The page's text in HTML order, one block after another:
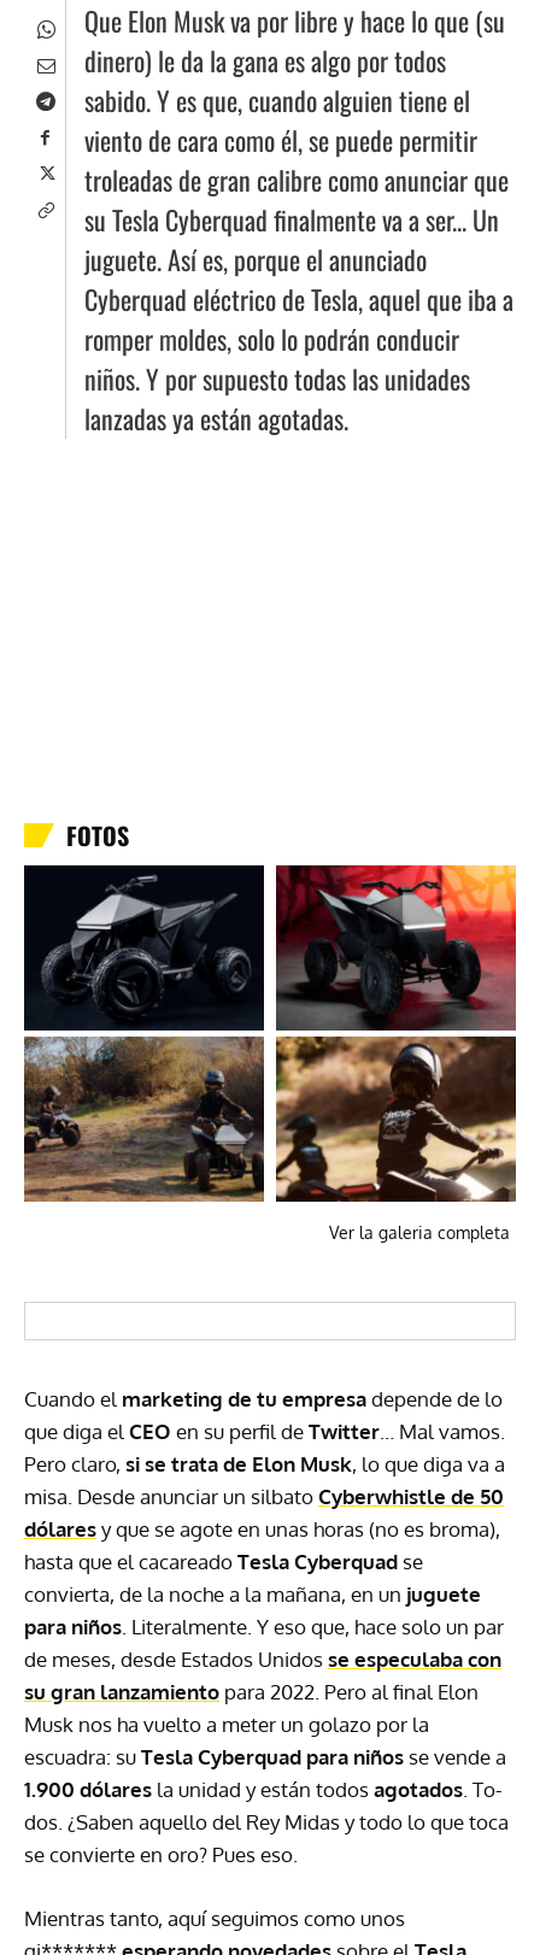
Que Elon Musk va por libre y hace lo que (su
dinero) le da la gana es algo por todos
sabido. Y es que, cuando alguien tiene el
viento de cara como él, se puede permitir
troleadas de gran calibre como anunciar que
su Tesla Cyberquad finalmente va a ser... Un
juguete. Así es, porque el anunciado
Cyberquad eléctrico de Tesla, aquel que iba a
romper moldes, solo lo podrán conducir
niños. Y por supuesto todas las unidades
lanzadas ya están agotadas.
FOTOS
Ver la galeria completa
Cuando el marketing de tu empresadepende de lo
que diga el CEO en su perfil deTwitter … Mal vamos.
Pero claro, si se trata de Elon Musk, lo que diga va a
misa. Desde anunciar un silbatoCyberwhistle de 50
dólaresy que se agote en unas horas (no es broma),
hasta que el cacareadoTesla Cyberquad se
convierta, de la noche a la mañana, en un juguete
para niños . Literalmente. Y eso que, hace solo un par
de meses, desde Estados Unidosse especulaba con
su gran lanzamiento para 2022. Pero al final Elon
Musk nos ha vuelto a meter un golazo por la
escuadra: suTesla Cyberquad para niños se vende a
1.900 dólares la unidad y están todosagotados . To-
dos. ¿Saben aquello del Rey Midas y todo lo que toca
se convierte en oro? Pues eso.
Mientras tanto, aquí seguimos como unos